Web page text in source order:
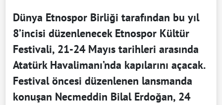
Dünya Etnospor Birliği tarafından bu yıl
8’incisi düzenlenecek Etnospor Kültür
Festivali, 21-24 Mayıs tarihleri arasında
Atatürk Havalimanı’nda kapılarını açacak.
Festival öncesi düzenlenen lansmanda
konuşan Necmeddin Bilal Erdoğan, 24